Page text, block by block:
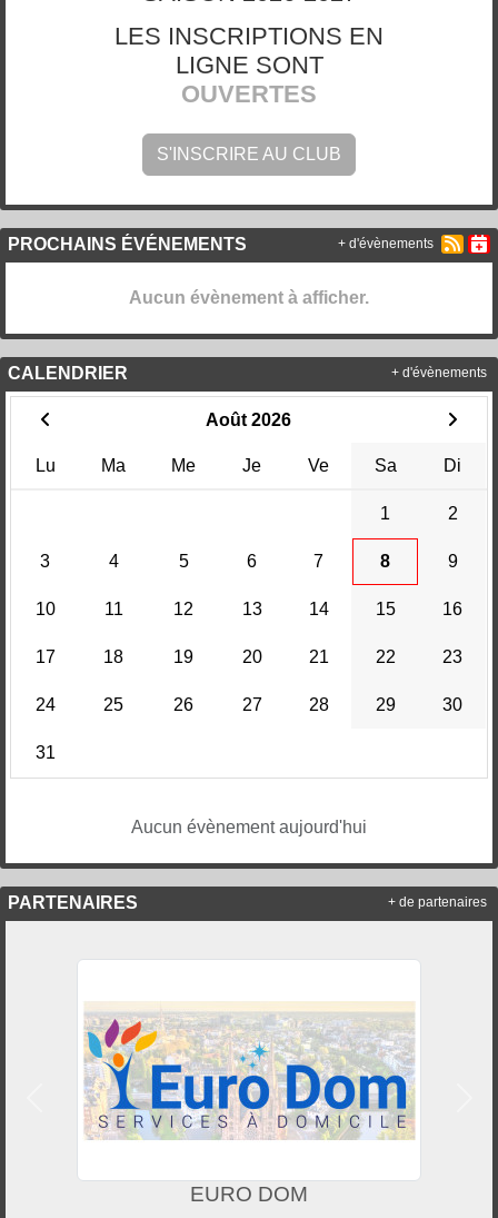
LES INSCRIPTIONS EN
LIGNE SONT
OUVERTES
S'INSCRIRE AU CLUB
PROCHAINS ÉVÉNEMENTS
Aucun évènement à afficher.
+ d'évènements
CALENDRIER
Août 2026
Lu Ma Me Je Ve Sa Di
1 2
3 4 5 6 7 8 9
10 11 12 13 14 15 16
17 18 19 20 21 22 23
24 25 26 27 28 29 30
31
Aucun évènement aujourd'hui
+ d'évènements
PARTENAIRES
EURO DOM
Précedent
+ de partenaires